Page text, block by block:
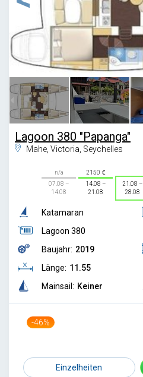
16
Lagoon 380 "Papanga"
Mahe, Victoria, Seychelles
n/a
07.08 –
14.08
2150
14.08 –
21.08
21.08 –
28.08
Katamaran
Lagoon 380
Baujahr: 2019
Länge: 11.55
Mainsail: Keiner
-46%
Einzelheiten